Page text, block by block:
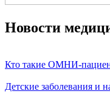
Новости
Кто такие ОМНИ-
Детские заболевания и